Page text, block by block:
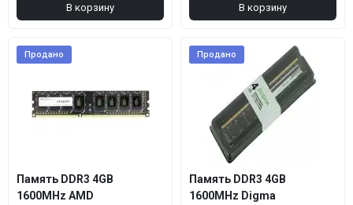
В корзину В корзину
Продано
Память DDR3 4GB
1600MHz AMD
Продано
Память DDR3 4GB
1600MHz Digma